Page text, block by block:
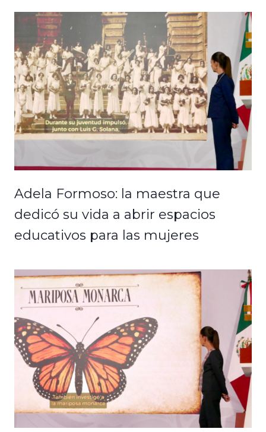
Adela Formoso: la maestra que
dedicó su vida a abrir espacios
educativos para las mujeres